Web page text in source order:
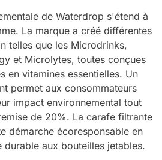
de Waterdrop s'étend à
La marque a créé différentes
telles que les Microdrinks,
et Microlytes, toutes conçues
en vitamines essentielles. Un
permet aux consommateurs
impact environnemental tout
de 20%. La carafe filtrante
démarche écoresponsable en
durable aux bouteilles jetables.